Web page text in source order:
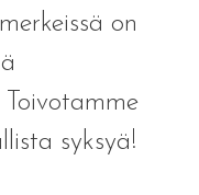
on
syksyä!